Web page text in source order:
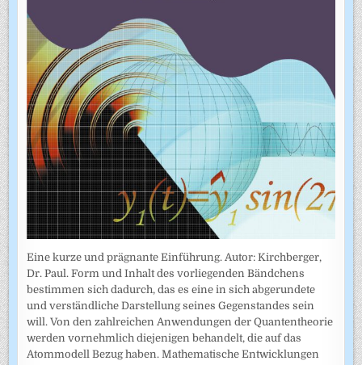
Eine kurze und prägnante Einführung. Autor: Kirchberger,
Dr. Paul. Form und Inhalt des vorliegenden Bändchens
bestimmen sich dadurch, das es eine in sich abgerundete
und verständliche Darstellung seines Gegenstandes sein
will. Von den zahlreichen Anwendungen der Quantentheorie
werden vornehmlich diejenigen behandelt, die auf das
Atommodell Bezug haben. Mathematische Entwicklungen